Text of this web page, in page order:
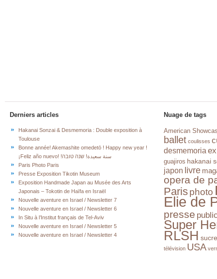
Derniers articles
Hakanai Sonzai & Desmemoria : Double exposition à
Toulouse
Bonne année! Akemashite omedetō ! Happy new year !
¡Feliz año nuevo! !سنة سعيدة! שנה טובה
Paris Photo Paris
Presse Exposition Tikotin Museum
Exposition Handmade Japan au Musée des Arts
Japonais – Tokotin de Haïfa en Israël
Nouvelle aventure en Israel / Newsletter 7
Nouvelle aventure en Israel / Newsletter 6
In Situ à l’Institut français de Tel-Aviv
Nouvelle aventure en Israel / Newsletter 5
Nouvelle aventure en Israel / Newsletter 4
Nuage de tags
American
ballet coulisses
desmemoria
guajiros hakanai
japon livre
opera de
Paris photo
Elie de
presse
Super
RLSH sucre
télévision USA